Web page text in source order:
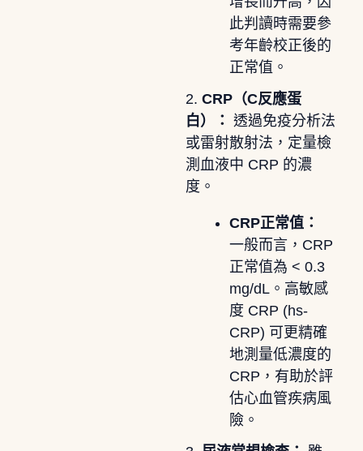
此判讀時需要參
考年齡校正後的
正常值。
2. CRP（C反應蛋
白）： 透過免疫分析法
或雷射散射法，定量檢
測血液中 CRP 的濃
度。
CRP正常值：
一般而言，CRP
正常值為 < 0.3
mg/dL。高敏感
度 CRP (hs-
CRP) 可更精確
地測量低濃度的
CRP，有助於評
估心血管疾病風
險。